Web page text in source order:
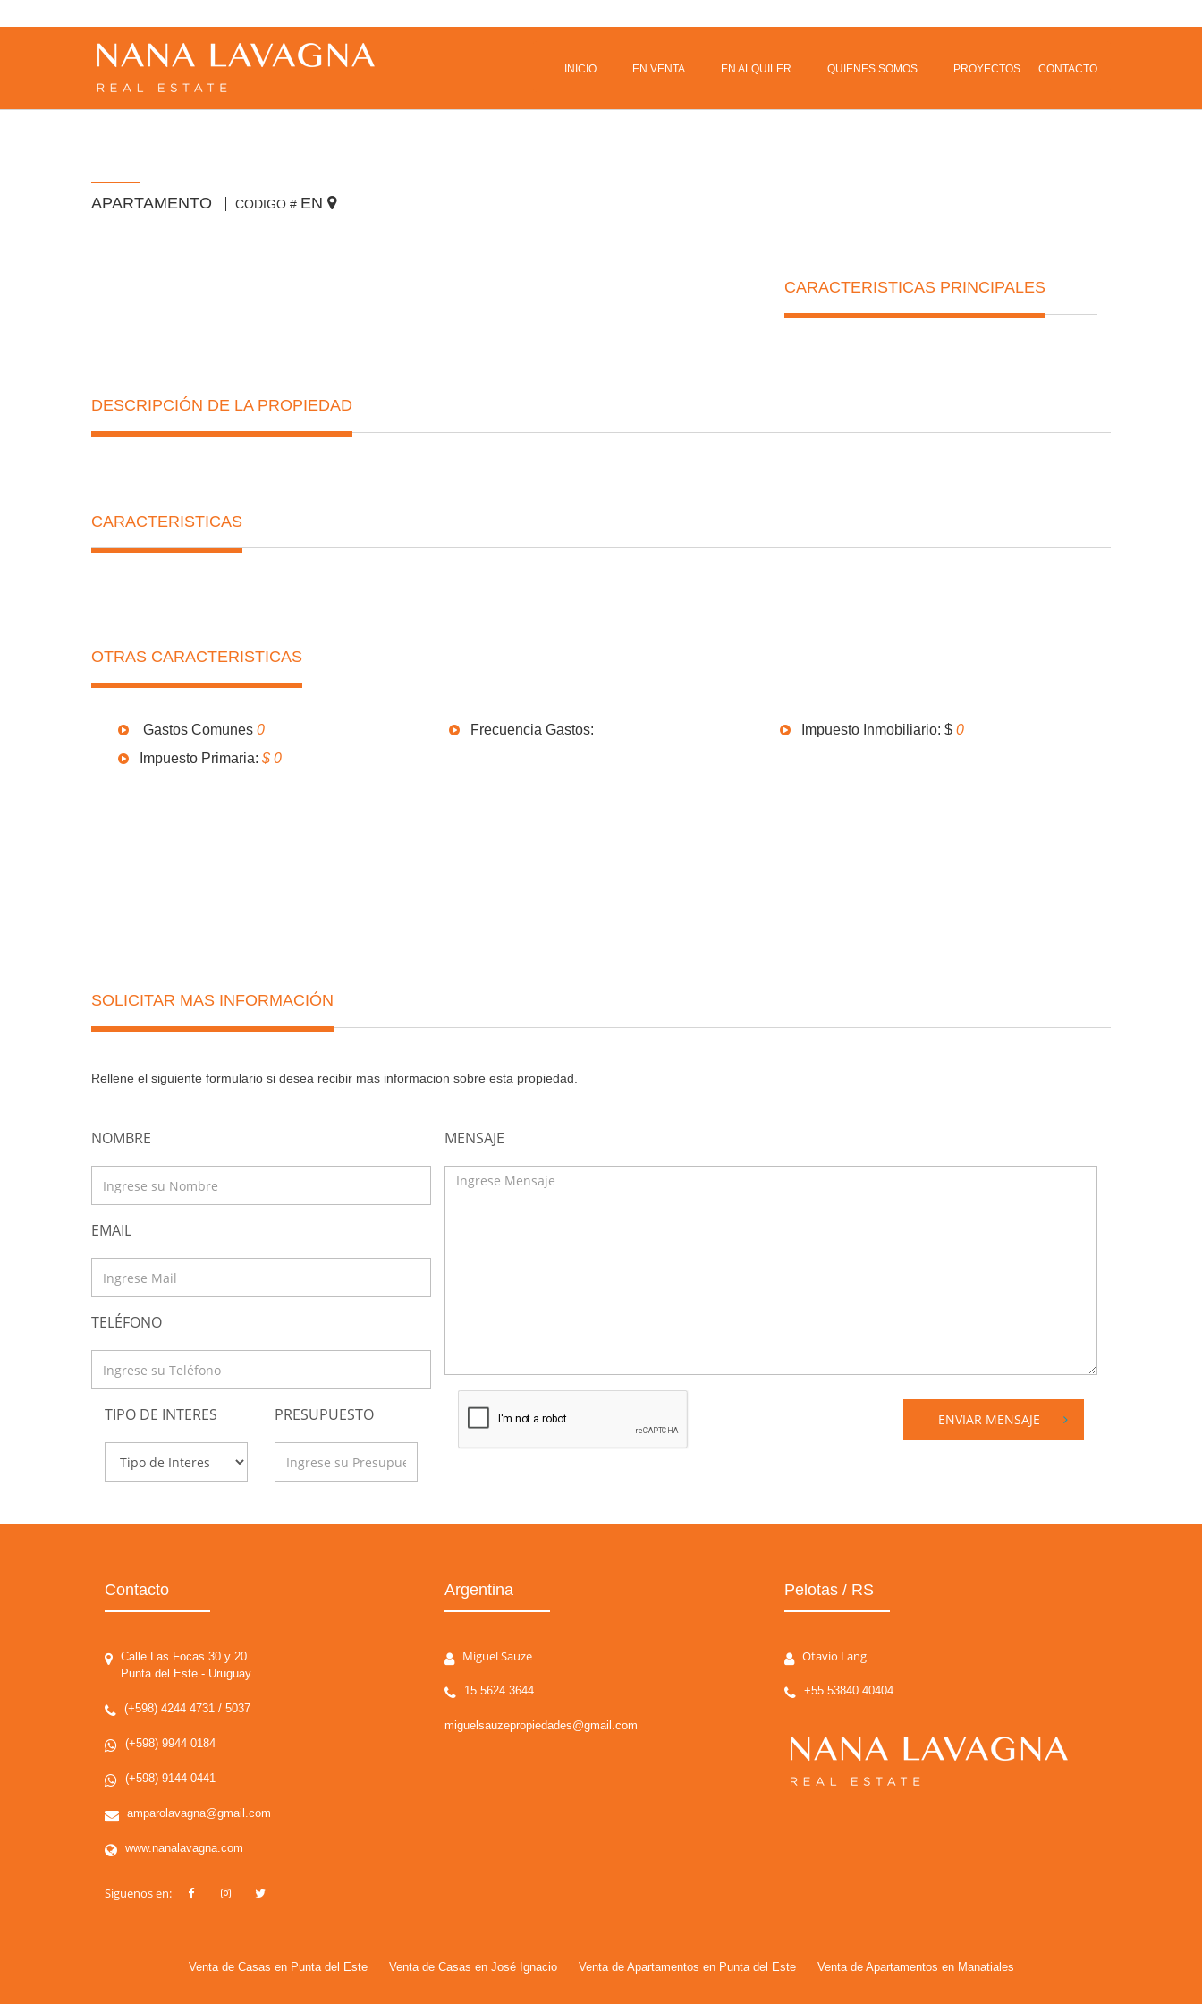
INICIO EN VENTA EN ALQUILER QUIENES SOMOS PROYECTOS CONTACTO
APARTAMENTO CODIGO # EN
CARACTERISTICAS PRINCIPALES
DESCRIPCIÓN DE LA PROPIEDAD
CARACTERISTICAS
OTRAS CARACTERISTICAS
Gastos Comunes 0 Frecuencia Gastos: Impuesto Inmobiliario: $ 0
Impuesto Primaria: $ 0
SOLICITAR MAS INFORMACIÓN
Rellene el siguiente formulario si desea recibir mas informacion sobre esta propiedad.
NOMBRE
EMAIL
TELÉFONO
TIPO DE INTERES PRESUPUESTO
MENSAJE
ENVIAR MENSAJE
Contacto
Calle Las Focas 30 y 20
Punta del Este - Uruguay
(+598) 4244 4731 / 5037
(+598) 9944 0184
(+598) 9144 0441
amparolavagna@gmail.com
www.nanalavagna.com
Siguenos en:
Argentina
Miguel Sauze
15 5624 3644
miguelsauzepropiedades@gmail.com
Pelotas / RS
Otavio Lang
+55 53840 40404
Venta de Casas en Punta del Este Venta de Casas en José Ignacio Venta de Apartamentos en Punta del Este Venta de Apartamentos en Manatiales